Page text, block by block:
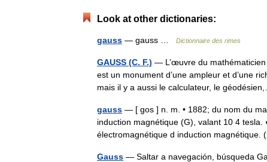
Look at other dictionaries:
gauss — gauss … Dictionnaire des rimes
GAUSS (C. F.) — L’œuvre du
est un monument d’une ampleur et d’une
mais il y a aussi le calculateur, le
gauss — [ gos ] n. m. • 1882; du nom du
induction magnétique (G), valant 10 4
électromagnétique d induction
Gauss — Saltar a navegación, búsqueda